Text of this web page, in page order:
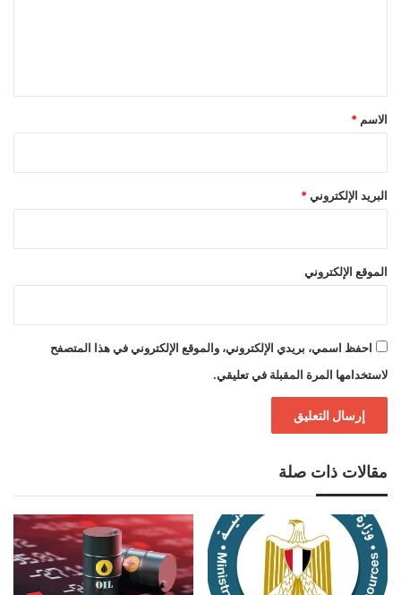
*
الاسم *
البريد الإلكتروني *
الموقع الإلكتروني
احفظ اسمي، بريدي الإلكتروني، والموقع الإلكتروني في هذا المتصفح
لاستخدامها المرة المقبلة في تعليقي.
مقالات ذات صلة